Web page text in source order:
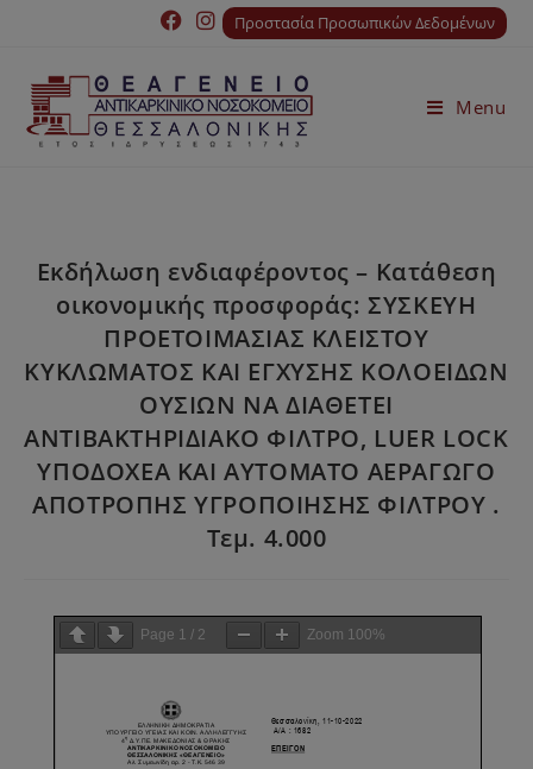
Προστασία Προσωπικών Δεδομένων
Menu
Εκδήλωση ενδιαφέροντος – Κατάθεση
οικονομικής προσφοράς: ΣΥΣΚΕΥΗ
ΠΡΟΕΤΟΙΜΑΣΙΑΣ ΚΛΕΙΣΤΟΥ
ΚΥΚΛΩΜΑΤΟΣ ΚΑΙ ΕΓΧΥΣΗΣ ΚΟΛΟΕΙΔΩΝ
ΟΥΣΙΩΝ ΝΑ ΔΙΑΘΕΤΕΙ
ΑΝΤΙΒΑΚΤΗΡΙΔΙΑΚΟ ΦΙΛΤΡΟ, LUER LOCK
ΥΠΟΔΟΧΕΑ ΚΑΙ ΑΥΤΟΜΑΤΟ ΑΕΡΑΓΩΓΟ
ΑΠΟΤΡΟΠΗΣ ΥΓΡΟΠΟΙΗΣΗΣ ΦΙΛΤΡΟΥ .
Τεμ. 4.000
Page 1 / 2 Zoom 100%